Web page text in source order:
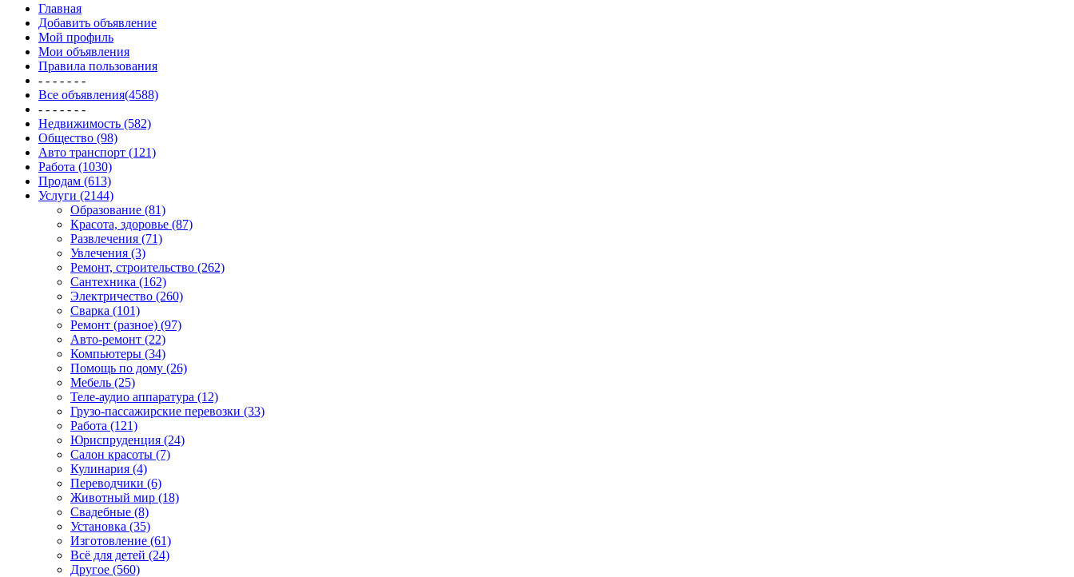
Главная
Добавить объявление
Мой профиль
Мои объявления
Правила пользования
- - - - - - -
Все объявления(4588)
- - - - - - -
Недвижимость (582)
Общество (98)
Авто транспорт (121)
Работа (1030)
Продам (613)
Услуги (2144)
Образование (81)
Красота, здоровье (87)
Развлечения (71)
Увлечения (3)
Ремонт, строительство (262)
Сантехника (162)
Электричество (260)
Сварка (101)
Ремонт (разное) (97)
Авто-ремонт (22)
Компьютеры (34)
Помощь по дому (26)
Мебель (25)
Теле-аудио аппаратура (12)
Грузо-пассажирские перевозки (33)
Работа (121)
Юриспруденция (24)
Салон красоты (7)
Кулинария (4)
Переводчики (6)
Животный мир (18)
Свадебные (8)
Установка (35)
Изготовление (61)
Всё для детей (24)
Другое (560)